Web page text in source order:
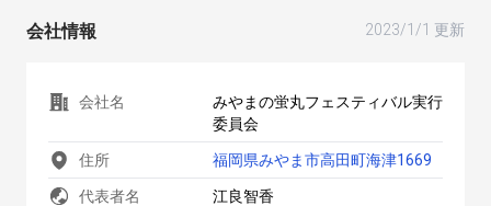
会社情報 2023/1/1 更新
会社名
みやまの蛍丸フェスティバル実行
委員会
住所 福岡県みやま市高田町海津1669
代表者名 江良智香